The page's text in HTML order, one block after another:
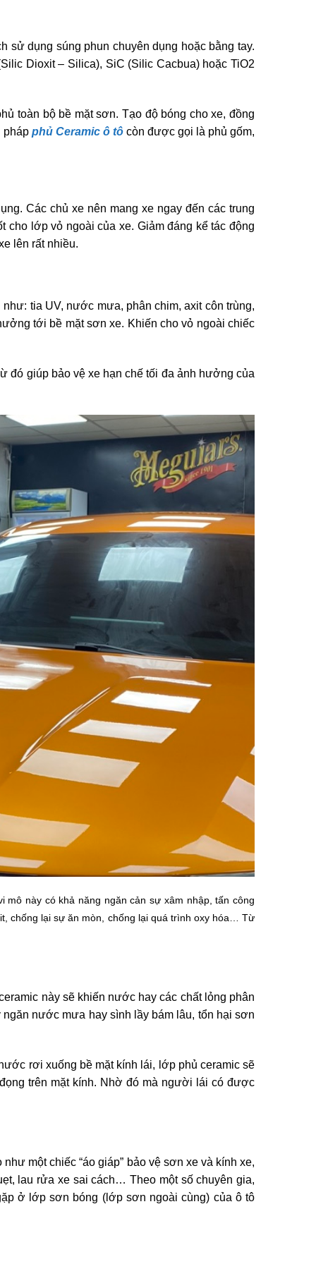
sử dụng súng phun chuyên dụng hoặc bằng tay.
Dioxit – Silica), SiC (Silic Cacbua) hoặc TiO­­2
toàn bộ bề mặt sơn. Tạo độ bóng cho xe, đồng
pháp phủ Ceramic ô tôcòn được gọi là phủ gốm,
Các chủ xe nên mang xe ngay đến các trung
cho lớp vỏ ngoài của xe. Giảm đáng kể tác động
lên rất nhiều.
tia UV, nước mưa, phân chim, axit côn trùng,
tới bề mặt sơn xe. Khiến cho vỏ ngoài chiếc
đó giúp bảo vệ xe hạn chế tối đa ảnh hưởng của
này có khả năng ngăn cản sự xâm nhập, tấn công
chống lại sự ăn mòn, chống lại quá trình oxy hóa… Từ
này sẽ khiến nước hay các chất lỏng phân
nước mưa hay sình lầy bám lâu, tổn hại sơn
rơi xuống bề mặt kính lái, lớp phủ ceramic sẽ
trên mặt kính. Nhờ đó mà người lái có được
một chiếc “áo giáp” bảo vệ sơn xe và kính xe,
lau rửa xe sai cách… Theo một số chuyên gia,
ở lớp sơn bóng (lớp sơn ngoài cùng) của ô tô